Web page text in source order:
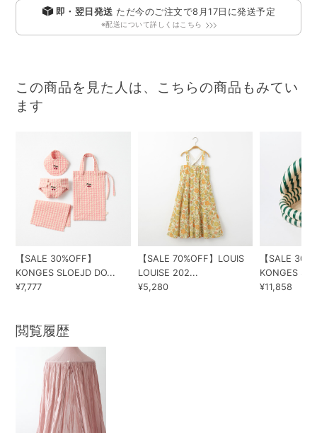
即・翌日発送 ただ今のご注文で8月17日 に発送予定
※配送について詳しくはこちら
この商品を見た人は、こちらの商品もみてい
ます
【SALE 30%OFF】
KONGES SLOEJD DO...
¥7,777
【SALE 70%OFF】LOUIS
LOUISE 202...
¥5,280
【SALE
KONGES
¥11,858
閲覧履歴